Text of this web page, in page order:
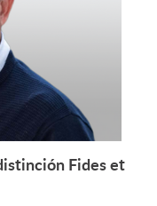
Leer más +
Fides et